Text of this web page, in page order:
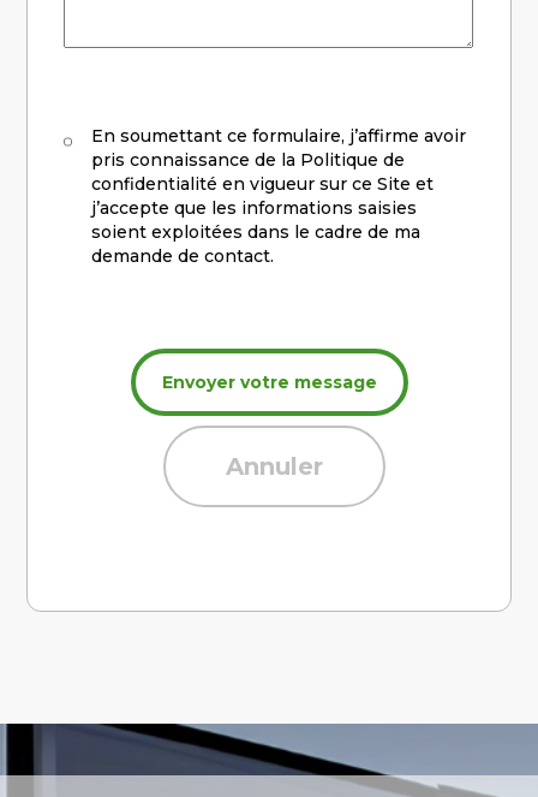
En soumettant ce formulaire, j’affirme avoir
pris connaissance de la Politique de
confidentialité en vigueur sur ce Site et
j’accepte que les informations saisies
soient exploitées dans le cadre de ma
demande de contact.